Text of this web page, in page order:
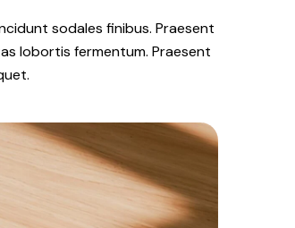
sodales finibus. Praesent
lobortis fermentum. Praesent